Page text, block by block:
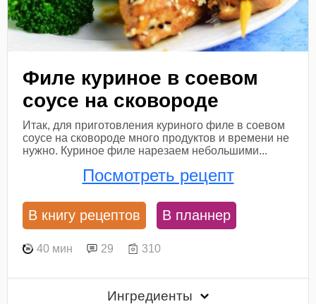
Филе куриное в соевом
соусе на сковороде
Итак, для приготовления куриного филе в соевом
соусе на сковороде много продуктов и времени не
нужно. Куриное филе нарезаем небольшими...
Посмотреть рецепт
В книгу рецептов В планнер
40 мин 29 310
Ингредиенты